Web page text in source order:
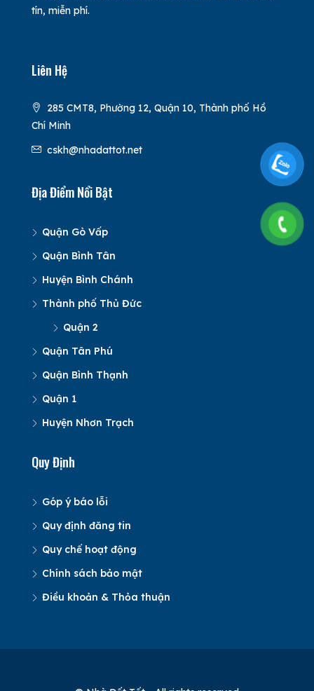
tín, miễn phí.
Liên Hệ
285 CMT8, Phường 12, Quận 10, Thành phố Hồ
Chí Minh
cskh@nhadattot.net
Địa Điểm Nổi Bật
Quận Gò Vấp
Quận Bình Tân
Huyện Bình Chánh
Thành phố Thủ Đức
Quận 2
Quận Tân Phú
Quận Bình Thạnh
Quận 1
Huyện Nhơn Trạch
Quy Định
Góp ý báo lỗi
Quy định đăng tin
Quy chế hoạt động
Chính sách bảo mật
Điều khoản & Thỏa thuận